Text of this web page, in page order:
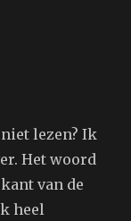
lezen? Ik
Het woord
van de
heel